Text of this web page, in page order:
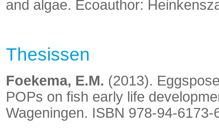
and algae. Ecoauthor:
Thesissen
Foekema, E.M. (2013).
POPs on fish early life
Wageningen. ISBN 978-94-